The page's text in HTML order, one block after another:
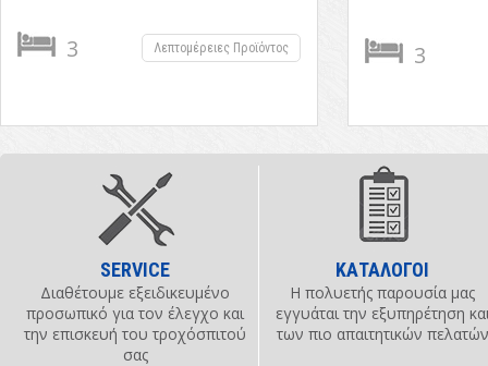
3 Λεπτομέρειες Προϊόντος 3
SERVICE
Διαθέτουμε εξειδικευμένο
προσωπικό για τον έλεγχο και
την επισκευή του τροχόσπιτού
σας
ΚΑΤΑΛΟΓΟΙ
Η πολυετής παρουσία μας
εγγυάται την εξυπηρέτηση
των πιο απαιτητικών πελατών